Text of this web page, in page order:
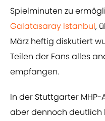
Spielminuten zu
Galatasaray Istanbul,
März heftig diskutiert
Teilen der Fans alles
empfangen.
In der Stuttgarter
aber dennoch deutlich